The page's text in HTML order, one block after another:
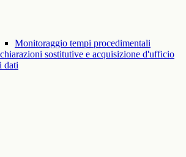
Monitoraggio tempi procedimentali
sostitutive e acquisizione d'ufficio
dati